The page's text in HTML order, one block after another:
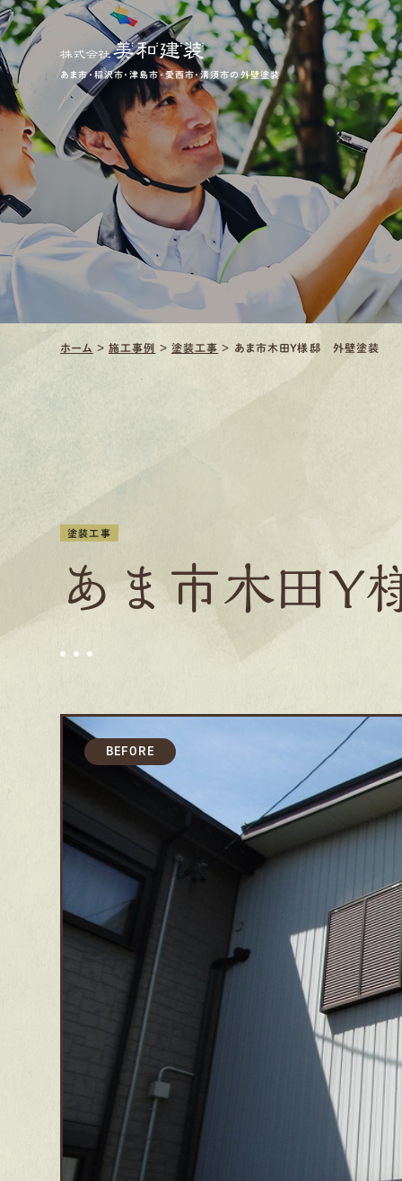
あま市・稲沢市・津島市・愛西市・清須市の外壁塗装
ホーム > 施工事例 > 塗装工事 > あま市木田Ｙ様邸 外壁塗装
塗装工事
あま市木田